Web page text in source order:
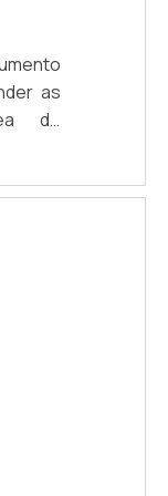
as
de
de
de
das
por
os
mais